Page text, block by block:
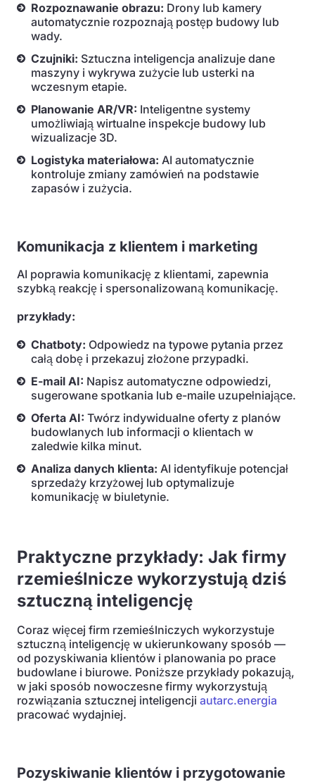
Rozpoznawanie obrazu: Drony lub kamery
automatycznie rozpoznają postęp budowy lub
wady.
Czujniki: Sztuczna inteligencja analizuje dane
maszyny i wykrywa zużycie lub usterki na
wczesnym etapie.
Planowanie AR/VR: Inteligentne systemy
umożliwiają wirtualne inspekcje budowy lub
wizualizacje 3D.
Logistyka materiałowa: AI automatycznie
kontroluje zmiany zamówień na podstawie
zapasów i zużycia.
Komunikacja z klientem i marketing
AI poprawia komunikację z klientami, zapewnia
szybką reakcję i spersonalizowaną komunikację.
przykłady:
Chatboty: Odpowiedz na typowe pytania przez
całą dobę i przekazuj złożone przypadki.
E-mail AI: Napisz automatyczne odpowiedzi,
sugerowane spotkania lub e-maile uzupełniające.
Oferta AI: Twórz indywidualne oferty z planów
budowlanych lub informacji o klientach w
zaledwie kilka minut.
Analiza danych klienta: AI identyfikuje potencjał
sprzedaży krzyżowej lub optymalizuje
komunikację w biuletynie.
Praktyczne przykłady: Jak firmy
rzemieślnicze wykorzystują dziś
sztuczną inteligencję
Coraz więcej firm rzemieślniczych wykorzystuje
sztuczną inteligencję w ukierunkowany sposób —
od pozyskiwania klientów i planowania po prace
budowlane i biurowe. Poniższe przykłady pokazują,
w jaki sposób nowoczesne firmy wykorzystują
rozwiązania sztucznej inteligencji autarc.energia
pracować wydajniej.
Pozyskiwanie klientów i przygotowanie